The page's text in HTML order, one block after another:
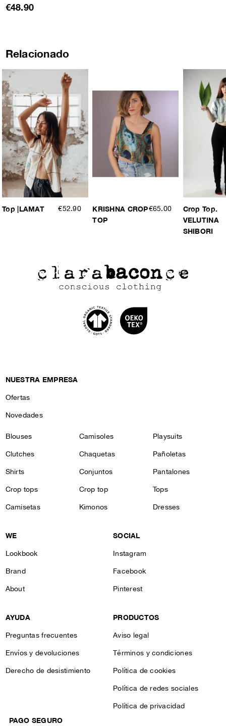
€48.90
Relacionado
Top |LAMAT €52.90
KRISHNA CROP
TOP
€65.00
Crop Top.
VELUTINA
SHIBORI
NUESTRA EMPRESA
Ofertas
Novedades
Blouses
Clutches
Shirts
Crop tops
Camisetas
Camisoles
Chaquetas
Conjuntos
Crop top
Kimonos
Playsuits
Pañoletas
Pantalones
Tops
Dresses
WE
Lookbook
Brand
About
SOCIAL
Instagram
Facebook
Pinterest
AYUDA
Preguntas frecuentes
Envíos y devoluciones
Derecho de desistimiento
PRODUCTOS
Aviso legal
Términos y condiciones
Política de cookies
Política de redes sociales
Política de privacidad
PAGO SEGURO